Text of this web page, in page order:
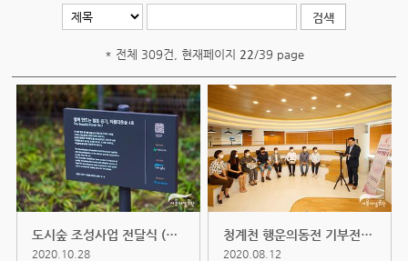
* 전체 309건, 현재페이지 22/39 page
도시숲 조성사업 전달식 (2020.10.16)
2020.10.28
청계천 행운의동전 기부전달식 (202...
2020.08.12